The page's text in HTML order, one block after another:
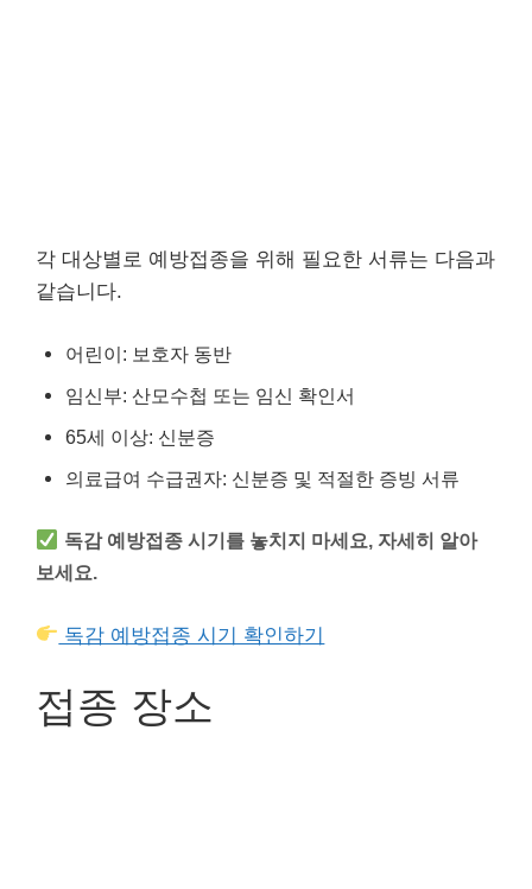
각 대상별로 예방접종을 위해 필요한 서류는 다음과
같습니다.
어린이: 보호자 동반
임신부: 산모수첩 또는 임신 확인서
65세 이상: 신분증
의료급여 수급권자: 신분증 및 적절한 증빙 서류
독감 예방접종 시기를 놓치지 마세요, 자세히 알아
보세요.
독감 예방접종 시기 확인하기
접종 장소